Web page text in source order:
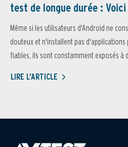
test de longue durée :
Même si les utilisateurs d'Android ne
douteux et n'installent pas
fiables, ils sont constamment exposés à
LIRE L'ARTICLE